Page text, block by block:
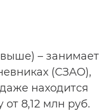
– занимает
(СЗАО),
находится
8,12 млн руб.